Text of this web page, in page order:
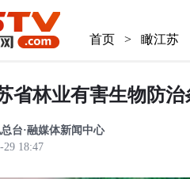
首页 > 瞰江苏
省林业有害生物防
台·融媒体新闻中心
29 18:47